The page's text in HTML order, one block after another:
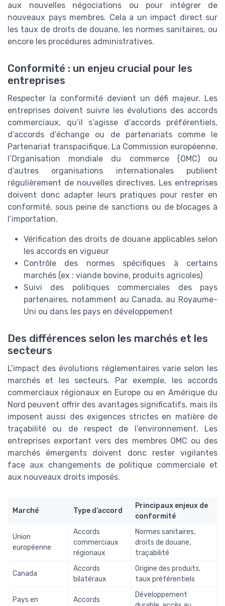
aux nouvelles négociations ou pour intégrer de
nouveaux pays membres. Cela a un impact direct sur
les taux de droits de douane, les normes sanitaires, ou
encore les procédures administratives.
Conformité : un enjeu crucial pour les
entreprises
Respecter la conformité devient un défi majeur. Les
entreprises doivent suivre les évolutions des accords
commerciaux, qu’il s’agisse d’accords préférentiels,
d’accords d’échange ou de partenariats comme le
Partenariat transpacifique. La Commission européenne,
l’Organisation mondiale du commerce (OMC) ou
d’autres organisations internationales publient
régulièrement de nouvelles directives. Les entreprises
doivent donc adapter leurs pratiques pour rester en
conformité, sous peine de sanctions ou de blocages à
l’importation.
Vérification des droits de douane applicables selon
les accords en vigueur
Contrôle des normes spécifiques à certains
marchés (ex : viande bovine, produits agricoles)
Suivi des politiques commerciales des pays
partenaires, notamment au Canada, au Royaume-
Uni ou dans les pays en développement
Des différences selon les marchés et les
secteurs
L’impact des évolutions réglementaires varie selon les
marchés et les secteurs. Par exemple, les accords
commerciaux régionaux en Europe ou en Amérique du
Nord peuvent offrir des avantages significatifs, mais ils
imposent aussi des exigences strictes en matière de
traçabilité ou de respect de l’environnement. Les
entreprises exportant vers des membres OMC ou des
marchés émergents doivent donc rester vigilantes
face aux changements de politique commerciale et
aux nouveaux droits imposés.
Marché Type d’accord
Principaux enjeux de
conformité
Union
européenne
Accords
commerciaux
régionaux
Normes sanitaires,
droits de douane,
traçabilité
Canada
Accords
bilatéraux
Origine des produits,
taux préférentiels
Pays en Accords
Développement